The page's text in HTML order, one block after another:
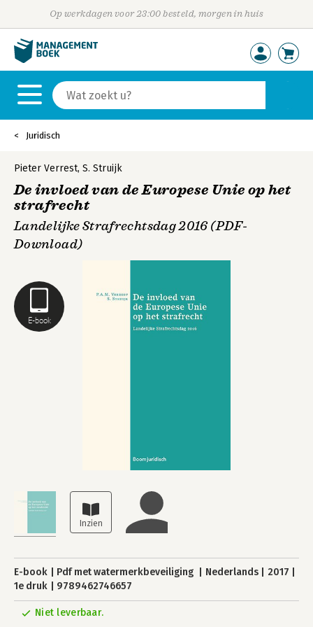
Op werkdagen voor 23:00 besteld, morgen in huis
Juridisch
E-book
Pieter Verrest, S. Struijk
De invloed van de Europese Unie op het
strafrecht
Landelijke Strafrechtsdag 2016 (PDF-
Download)
E-book Pdf met watermerkbeveiliging Nederlands
2017
1e druk
9789462746657
Niet leverbaar.